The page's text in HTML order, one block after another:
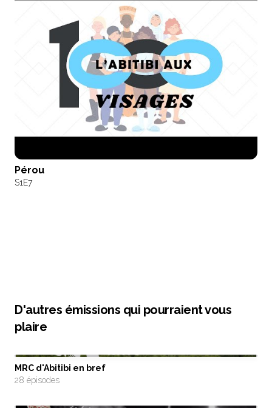
Pérou
S1E7
D'autres émissions qui pourraient vous
plaire
MRC d'Abitibi en bref
28 épisodes